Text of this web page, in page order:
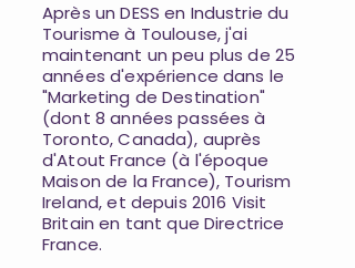
Après un DESS en Industrie du
Tourisme à Toulouse, j'ai
maintenant un peu plus de 25
années d'expérience dans le
"Marketing de Destination"
(dont 8 années passées à
Toronto, Canada), auprès
d'Atout France (à l'époque
Maison de la France), Tourism
Ireland, et depuis 2016 Visit
Britain en tant que Directrice
France.